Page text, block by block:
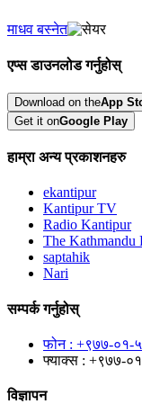
माधव बस्नेत
एप्स डाउनलोड गर्नुहोस्
Download on theApp
Get it onGoogle Play
हाम्रा अन्य प्रकाशनहरु
ekantipur
Kantipur TV
Radio Kantipur
The Kathmandu
saptahik
Nari
सम्पर्क गर्नुहोस्
फोन : +९७७-०१-
फ्याक्स : +९७७-
विज्ञापन